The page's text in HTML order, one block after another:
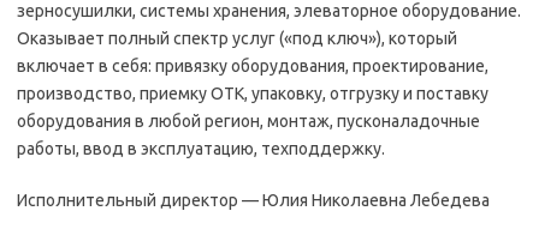
зерносушилки, системы хранения, элеваторное оборудование.
Оказывает полный спектр услуг («под ключ»), который
включает в себя: привязку оборудования, проектирование,
производство, приемку ОТК, упаковку, отгрузку и поставку
оборудования в любой регион, монтаж, пусконаладочные
работы, ввод в эксплуатацию, техподдержку.
Исполнительный директор — Юлия Николаевна Лебедева